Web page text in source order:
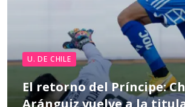
U. DE CHILE
El retorno del Príncipe:
Aránguiz vuelve a la